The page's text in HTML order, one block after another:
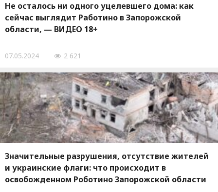
Не осталось ни одного уцелевшего дома: как
сейчас выглядит Работино в Запорожской
области, — ВИДЕО 18+
07.05.2024 2 621
Значительные разрушения, отсутствие жителей
и украинские флаги: что происходит в
освобожденном Роботино Запорожской области